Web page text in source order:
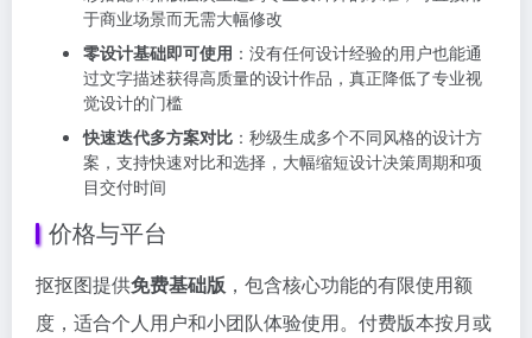
于商业场景而无需大幅修改
零设计基础即可使用 ：没有任何设计经验的用户也能通
过文字描述获得高质量的设计作品，真正降低了专业视
觉设计的门槛
快速迭代多方案对比 ：秒级生成多个不同风格的设计方
案，支持快速对比和选择，大幅缩短设计决策周期和项
目交付时间
价格与平台
抠抠图提供免费基础版 ，包含核心功能的有限使用额
度，适合个人用户和小团队体验使用。付费版本按月或